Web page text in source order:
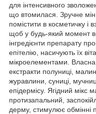
для інтенсивного
що втомилася. Зручне
помістити в косметичку і
щоб у будь-який момент
інгредієнти препарату
епітелію, насичують їх
мікроелементами.
екстракти полуниці,
журавлини, суниці,
епідермісу. Ягідний мікс
протизапальний,
дерму, стимулює обмінні